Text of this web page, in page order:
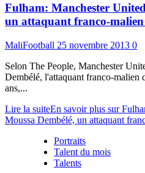
Fulham: Manchester
un attaquant franco-malien
MaliFootball 25 novembre 2013 0
Selon The People, Manchester
Dembélé, l'attaquant franco-malien
ans,...
Lire la suiteEn savoir plus sur
Moussa Dembélé, un attaquant
Portraits
Talent du mois
Talents